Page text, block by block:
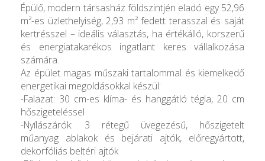
Épülő, modern társasház földszintjén eladó egy 52,96
m²-es üzlethelyiség, 2,93 m² fedett terasszal és saját
kertrésszel – ideális választás, ha értékálló, korszerű
és energiatakarékos ingatlant keres vállalkozása
számára.
Az épület magas műszaki tartalommal és kiemelkedő
energetikai megoldásokkal készül:
-Falazat: 30 cm-es klíma- és hanggátló tégla, 20 cm
hőszigeteléssel
-Nyílászárók: 3 rétegű üvegezésű, hőszigetelt
műanyag ablakok és bejárati ajtók, előregyártott,
dekorfóliás beltéri ajtók